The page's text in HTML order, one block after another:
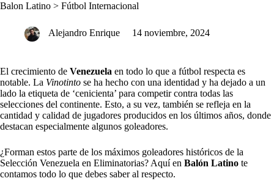
n
Balon Latino > Fútbol Internacional
Alejandro Enrique 14 noviembre, 2024
El crecimiento de Venezuela en todo lo que a fútbol respecta es
notable. La Vinotinto se ha hecho con una identidad y ha dejado a un
lado la etiqueta de ‘cenicienta’ para competir contra todas las
selecciones del continente. Esto, a su vez, también se refleja en la
cantidad y calidad de jugadores producidos en los últimos años, donde
destacan especialmente algunos goleadores.
¿Forman estos parte de los máximos goleadores históricos de la
Selección Venezuela en Eliminatorias? Aquí en Balón Latino te
contamos todo lo que debes saber al respecto.